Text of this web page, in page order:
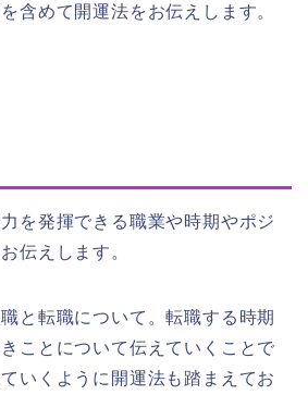
含めて開運法をお伝えします。
を発揮できる職業や時期やポジ
伝えします。
と転職について。転職する時期
ことについて伝えていくことで
いくように開運法も踏まえてお